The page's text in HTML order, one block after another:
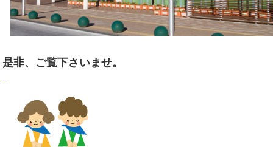
是非、ご覧下さいませ。